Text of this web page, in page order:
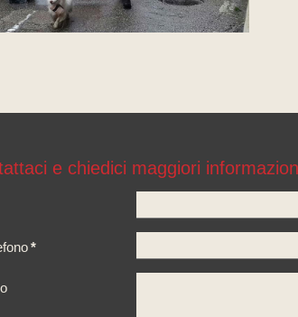
e chiedici maggiori
*